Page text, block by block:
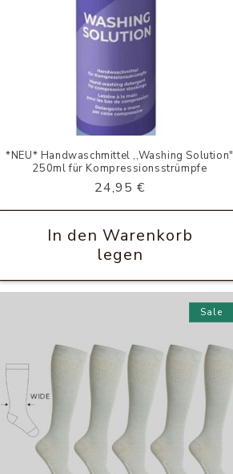
*NEU* Handwaschmittel ,,Washing Solution"
250ml für Kompressionsstrümpfe
Normaler
Preis
24,95 €
In den Warenkorb
legen
Sale